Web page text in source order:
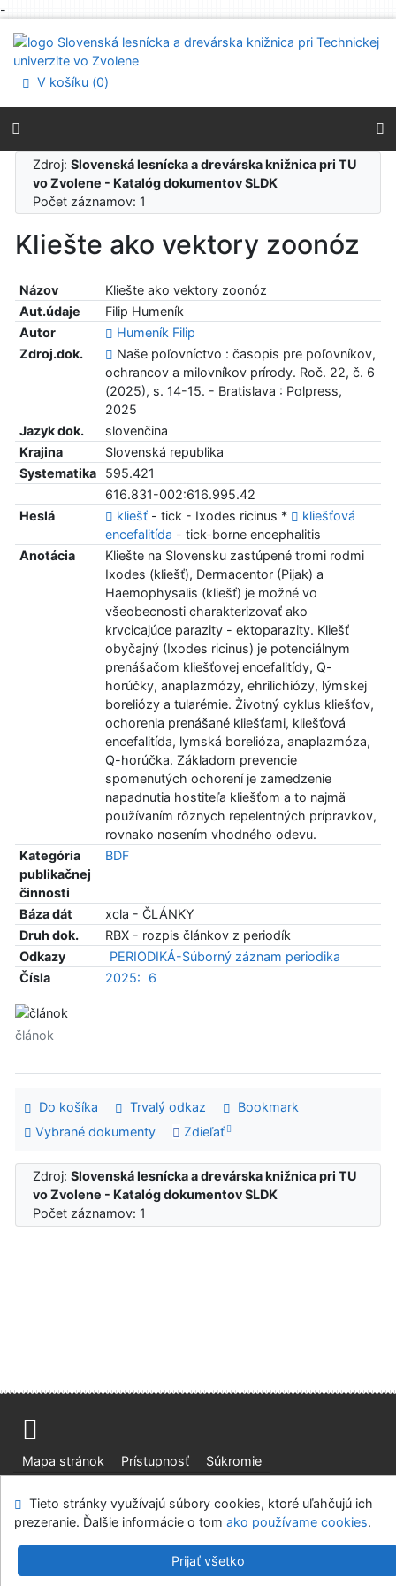
-
Prejsť na menu
Prehlásenie o webovej prístupnosti
V košíku (0)
Zdroj:Slovenská lesnícka a drevárska knižnica pri TU
vo Zvolene - Katalóg dokumentov SLDK
Počet záznamov: 1
Kliešte ako vektory zoonóz
Názov
Kliešte ako vektory zoonóz
Aut.údaje
Filip Humeník
Autor
Humeník Filip
Zdroj.dok.
Naše poľovníctvo : časopis pre poľovníkov,
ochrancov a milovníkov prírody. Roč. 22, č. 6
(2025), s. 14-15. - Bratislava : Polpress,
2025
Jazyk dok.
slovenčina
Krajina
Slovenská republika
Systematika
595.421
616.831-002:616.995.42
Heslá
kliešť- tick - Ixodes ricinus *
kliešťová
encefalitída - tick-borne encephalitis
Anotácia
Kliešte na Slovensku zastúpené tromi rodmi
Ixodes (kliešť), Dermacentor (Pijak) a
Haemophysalis (kliešť) je možné vo
všeobecnosti charakterizovať ako
krvcicajúce parazity - ektoparazity. Kliešť
obyčajný (Ixodes ricinus) je potenciálnym
prenášačom kliešťovej encefalitídy, Q-
horúčky, anaplazmózy, ehrilichiózy, lýmskej
boreliózy a tularémie. Životný cyklus kliešťov,
ochorenia prenášané kliešťami, kliešťová
encefalitída, lymská borelióza, anaplazmóza,
Q-horúčka. Základom prevencie
spomenutých ochorení je zamedzenie
napadnutia hostiteľa kliešťom a to najmä
používaním rôznych repelentných prípravkov,
rovnako nosením vhodného odevu.
Kategória
publikačnej
činnosti
BDF
Báza dát
xcla - ČLÁNKY
Druh dok.
RBX - rozpis článkov z periodík
Odkazy
PERIODIKÁ-Súborný záznam periodika
Čísla
2025: 6
článok
Do košíka Trvalý odkaz
Bookmark
Vybrané dokumenty
Zdieľať
Zdroj:Slovenská lesnícka a drevárska knižnica pri TU
vo Zvolene - Katalóg dokumentov SLDK
Počet záznamov: 1
Mapa stránok Prístupnosť
Súkromie
Slovenská lesnícka a drevárska knižnica pri Technickej
univerzite vo Zvolene
v.4.8.63a
Tieto stránky využívajú súbory cookies, ktoré uľahčujú ich
prezeranie. Ďalšie informácie o tom ako používame cookies.
Prijať všetko